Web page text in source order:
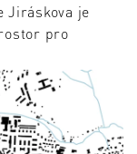
Jiráskova je
pro